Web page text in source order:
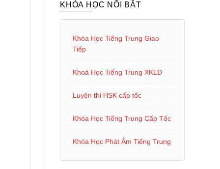
KHÓA HỌC NỔI BẬT
Khóa Học Tiếng Trung Giao
Tiếp
Khoá Học Tiếng Trung XKLĐ
Luyện thi HSK cấp tốc
Khóa Học Tiếng Trung Cấp Tốc
Khóa Học Phát Âm Tiếng Trung